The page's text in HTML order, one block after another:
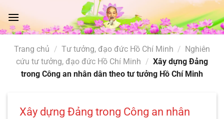
đến
nội
Trang chủ / Tư tưởng, đạo đức Hồ Chí Minh / Nghiên
cứu tư tưởng, đạo đức Hồ Chí Minh / Xây dựng Đảng
trong Công an nhân dân theo tư tưởng Hồ Chí Minh
Xây dựng Đảng trong Công an nhân